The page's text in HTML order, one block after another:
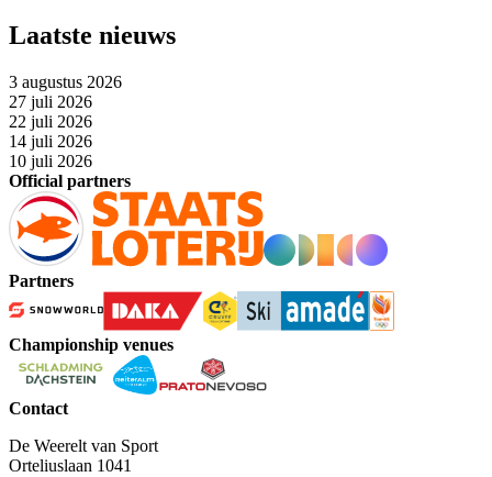
Laatste nieuws
3 augustus 2026
27 juli 2026
22 juli 2026
14 juli 2026
10 juli 2026
Official partners
Partners
Championship venues
Contact
De Weerelt van Sport
Orteliuslaan 1041